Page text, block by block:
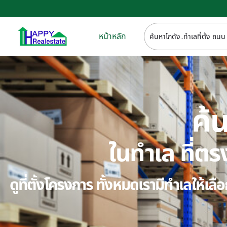
หน้าหลัก
ค้
ในทำเล ที่ต
ดูที่ตั้งโครงการ ทั้งหมดเรามีทำเลให้เ